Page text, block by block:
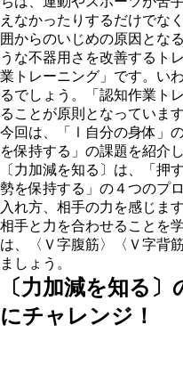
えなかったりするだけでな
囲からのいじめの原因とな
うな不器用さを改善するト
業トレーニング」です。い
るでしょう。「認知作業ト
ることが原則となっています
今回は、「Ⅰ自分の身体」
を保持する」の課題を紹介し
〔力加減を知る〕は、「押
勢を保持する」の４つのプ
入れ方、相手の力を感じま
相手と力を合わせることを
は、〈Ｖ字腹筋〉〈Ｖ字背
ましょう。
〔力加減を知る〕
にチャレンジ！